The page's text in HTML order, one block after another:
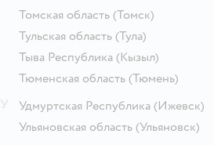
Томская область (Томск)
Тульская область (Тула)
Тыва Республика (Кызыл)
Тюменская область (Тюмень)
Удмуртская Республика (Ижевск)
Ульяновская область (Ульяновск)